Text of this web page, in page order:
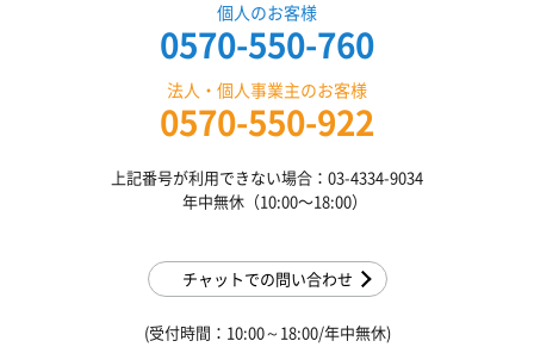
個人のお客様
0570-550-760
法人・個人事業主のお客様
0570-550-922
上記番号が利用できない場合：03-4334-9034
年中無休（10:00〜18:00）
チャットでの問い合わせ
(受付時間：10:00～18:00/年中無休)